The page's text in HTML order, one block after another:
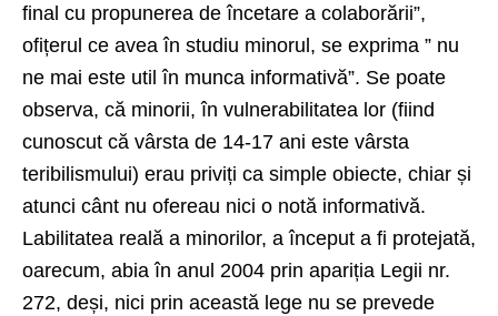
final cu propunerea de încetare a colaborării”,
ofițerul ce avea în studiu minorul, se exprima ” nu
ne mai este util în munca informativă”. Se poate
observa, că minorii, în vulnerabilitatea lor (fiind
cunoscut că vârsta de 14-17 ani este vârsta
teribilismului) erau priviți ca simple obiecte, chiar și
atunci cânt nu ofereau nici o notă informativă.
Labilitatea reală a minorilor, a început a fi protejată,
oarecum, abia în anul 2004 prin apariția Legii nr.
272, deși, nici prin această lege nu se prevede